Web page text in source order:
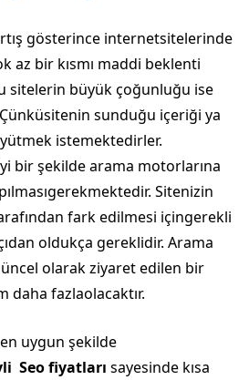
gösterince internetsitelerinde
az bir kısmı maddi beklenti
sitelerin büyük çoğunluğu ise
sunduğu içeriği ya
istemektedirler.
bir şekilde arama motorlarına
Sitenizin
fark edilmesi içingerekli
oldukça gereklidir. Arama
olarak ziyaret edilen bir
daha fazlaolacaktır.
uygun şekilde
Seo fiyatları sayesinde kısa